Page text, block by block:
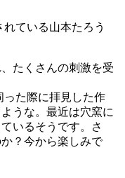
ている山本たろう
たくさんの刺激を受
った際に拝見した作
うな。最近は穴窯に
いるそうです。さ
？今から楽しみで